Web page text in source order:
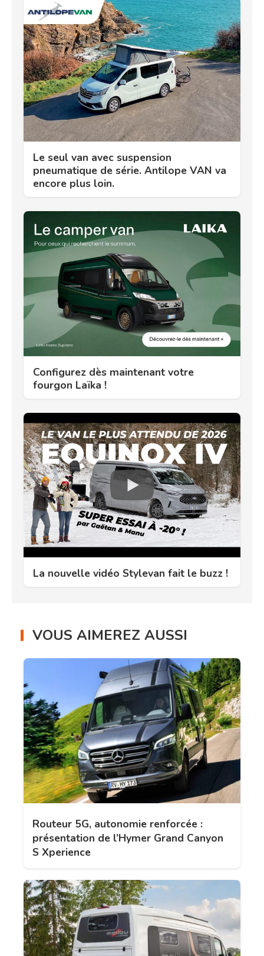
Le seul van avec suspension
pneumatique de série. Antilope VAN va
encore plus loin.
Configurez dès maintenant votre
fourgon Laïka !
La nouvelle vidéo Stylevan fait le buzz !
VOUS AIMEREZ AUSSI
Routeur 5G, autonomie renforcée :
présentation de l’Hymer Grand Canyon
S Xperience